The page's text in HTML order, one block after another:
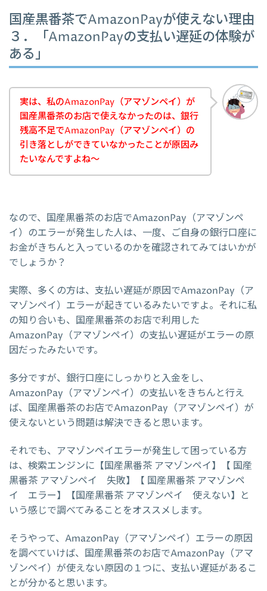
国産黒番茶でAmazonPayが使えない理由
３．「AmazonPayの支払い遅延の体験が
ある」
実は、私のAmazonPay（アマゾンペイ）が
国産黒番茶のお店で使えなかったのは、銀行
残高不足でAmazonPay（アマゾンペイ）の
引き落としができていなかったことが原因み
たいなんですよね～
なので、国産黒番茶のお店でAmazonPay（アマゾンペ
イ）のエラーが発生した人は、一度、ご自身の銀行口座に
お金がきちんと入っているのかを確認されてみてはいかが
でしょうか？
実際、多くの方は、支払い遅延が原因でAmazonPay（ア
マゾンペイ）エラーが起きているみたいですよ。それに私
の知り合いも、国産黒番茶のお店で利用した
AmazonPay（アマゾンペイ）の支払い遅延がエラーの原
因だったみたいです。
多分ですが、銀行口座にしっかりと入金をし、
AmazonPay（アマゾンペイ）の支払いをきちんと行え
ば、国産黒番茶のお店でAmazonPay（アマゾンペイ）が
使えないという問題は解決できると思います。
それでも、アマゾンペイエラーが発生して困っている方
は、検索エンジンに【国産黒番茶 アマゾンペイ】【 国産
黒番茶 アマゾンペイ 失敗】【 国産黒番茶 アマゾンペ
イ エラー】【国産黒番茶 アマゾンペイ 使えない】と
いう感じで調べてみることをオススメします。
そうやって、AmazonPay（アマゾンペイ）エラーの原因
を調べていけば、国産黒番茶のお店でAmazonPay（アマ
ゾンペイ）が使えない原因の１つに、支払い遅延があるこ
とが分かると思います。